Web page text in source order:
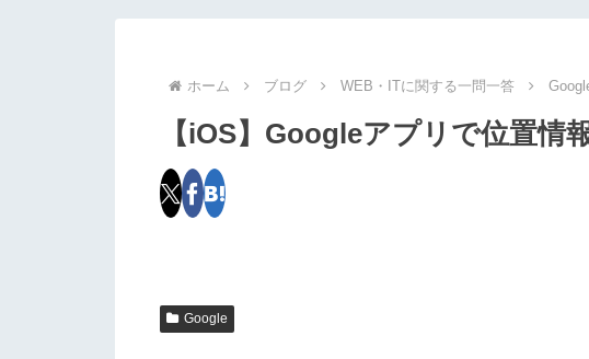
ホーム ブログ WEB・ITに関する一問一答
【iOS】Googleアプリで位置
Google